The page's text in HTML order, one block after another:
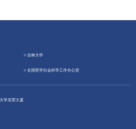
> 吉林大学
> 全国哲学社会科学工作办公室
学东荣大厦